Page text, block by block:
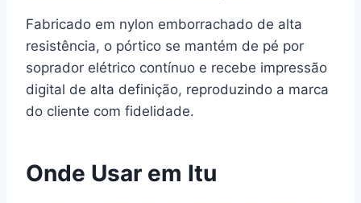
Fabricado em nylon emborrachado de alta
resistência, o pórtico se mantém de pé por
soprador elétrico contínuo e recebe impressão
digital de alta definição, reproduzindo a marca
do cliente com fidelidade.
Onde Usar em Itu